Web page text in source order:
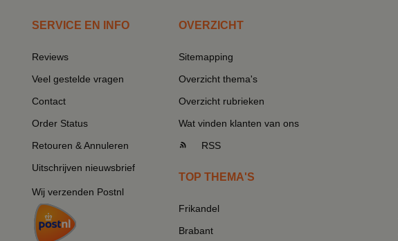
SERVICE EN INFO
Reviews
Veel gestelde vragen
Contact
Order Status
Retouren & Annuleren
Uitschrijven nieuwsbrief
Wij verzenden Postnl
OVERZICHT
Sitemapping
Overzicht thema's
Overzicht rubrieken
Wat vinden klanten van ons
RSS
TOP THEMA'S
Frikandel
Brabant